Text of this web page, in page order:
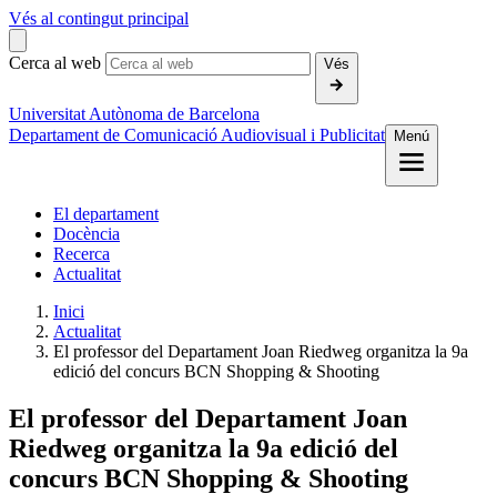
Vés al contingut principal
Cerca al web Vés
Universitat Autònoma de Barcelona
Departament de Comunicació Audiovisual i Publicitat
Menú
El departament
Docència
Recerca
Actualitat
Inici
Actualitat
El professor del Departament Joan Riedweg organitza la 9a
edició del concurs BCN Shopping & Shooting
El professor del Departament Joan
Riedweg organitza la 9a edició del
concurs BCN Shopping & Shooting